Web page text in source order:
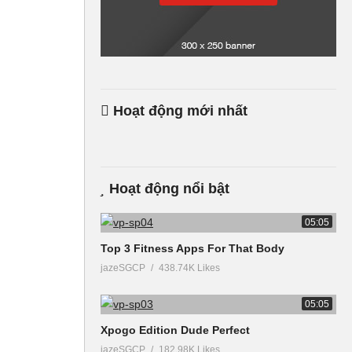
Hoạt động mới nhất
Hoạt động nổi bật
05:05
Top 3 Fitness Apps For That Body
jazeSGCP 438.74K Likes
05:05
Xpogo Edition Dude Perfect
jazeSGCP 182.98K Likes